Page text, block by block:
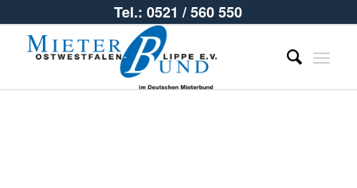
Tel.: 0521 / 560 550